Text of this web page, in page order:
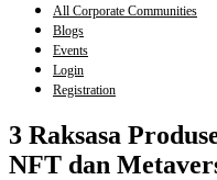
All Corporate Communities
Blogs
Events
Login
Registration
3 Raksasa
NFT dan